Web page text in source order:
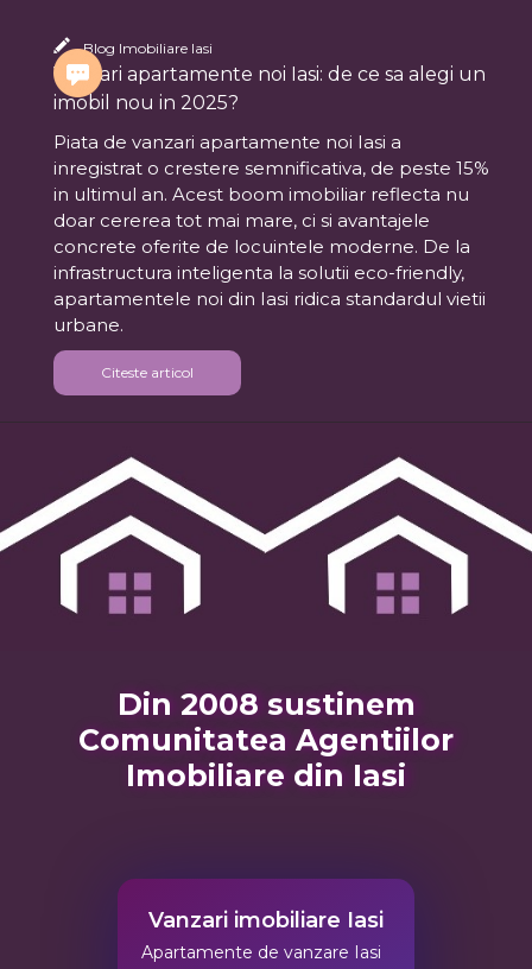
Blog Imobiliare Iasi
Vanzari apartamente noi Iasi: de ce sa alegi un
imobil nou in 2025?
Piata de vanzari apartamente noi Iasi a
inregistrat o crestere semnificativa, de peste 15%
in ultimul an. Acest boom imobiliar reflecta nu
doar cererea tot mai mare, ci si avantajele
concrete oferite de locuintele moderne. De la
infrastructura inteligenta la solutii eco-friendly,
apartamentele noi din Iasi ridica standardul vietii
urbane.
Citeste articol
Din 2008 sustinem
Comunitatea Agentiilor
Imobiliare din Iasi
Vanzari imobiliare Iasi
Apartamente de vanzare Iasi